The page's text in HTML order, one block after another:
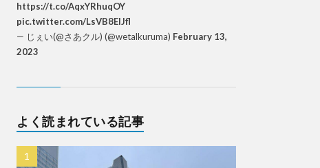
https://t.co/AqxYRhuqOY
pic.twitter.com/LsVB8ElJfl
— じぇい(@さあクル) (@wetalkuruma) February 13,
2023
よく読まれている記事